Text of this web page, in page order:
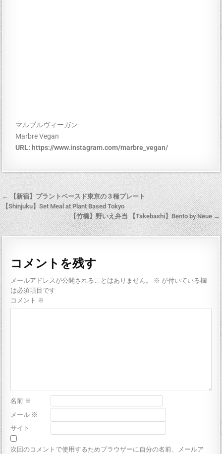
マルブルヴィーガン
Marbre Vegan
URL: https://www.instagram.com/marbre_vegan/
← 【新宿】プラントベースド東京の３種プレート
【Shinjuku】Set Meal at Plant Based Tokyo
【竹橋】野いえ弁当 【Takebashi】Bento by Neue →
コメントを残す
メールアドレスが公開されることはありません。 ※ が付いている欄
は必須項目です
コメント ※
名前 ※
メール ※
サイト
次回のコメントで使用するためブラウザーに自分の名前、メールア